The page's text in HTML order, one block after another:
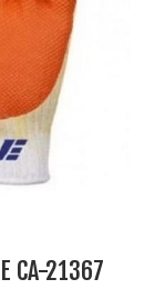
CA-21367